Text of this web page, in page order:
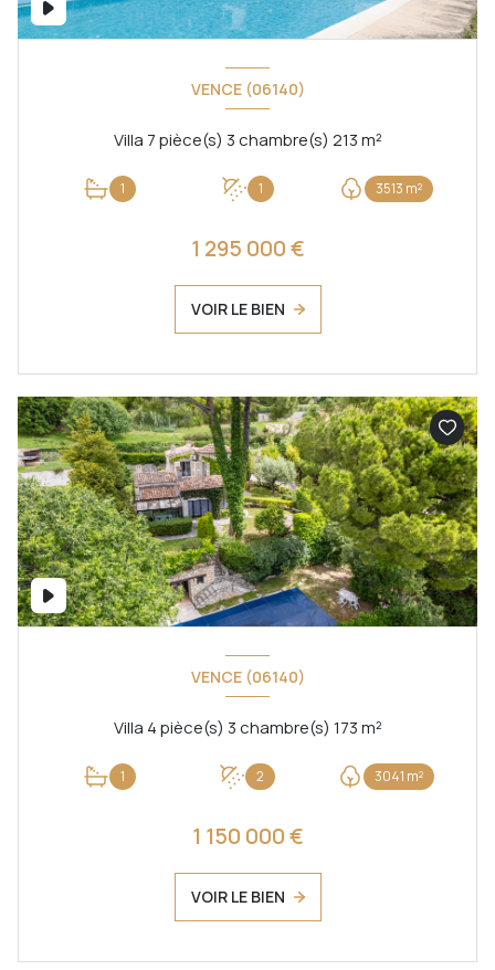
VENCE (06140)
Villa 7 pièce(s) 3 chambre(s) 213 m²
1 1 3513 m²
1 295 000 €
VOIR LE BIEN
VENCE (06140)
Villa 4 pièce(s) 3 chambre(s) 173 m²
1 2 3041 m²
1 150 000 €
VOIR LE BIEN